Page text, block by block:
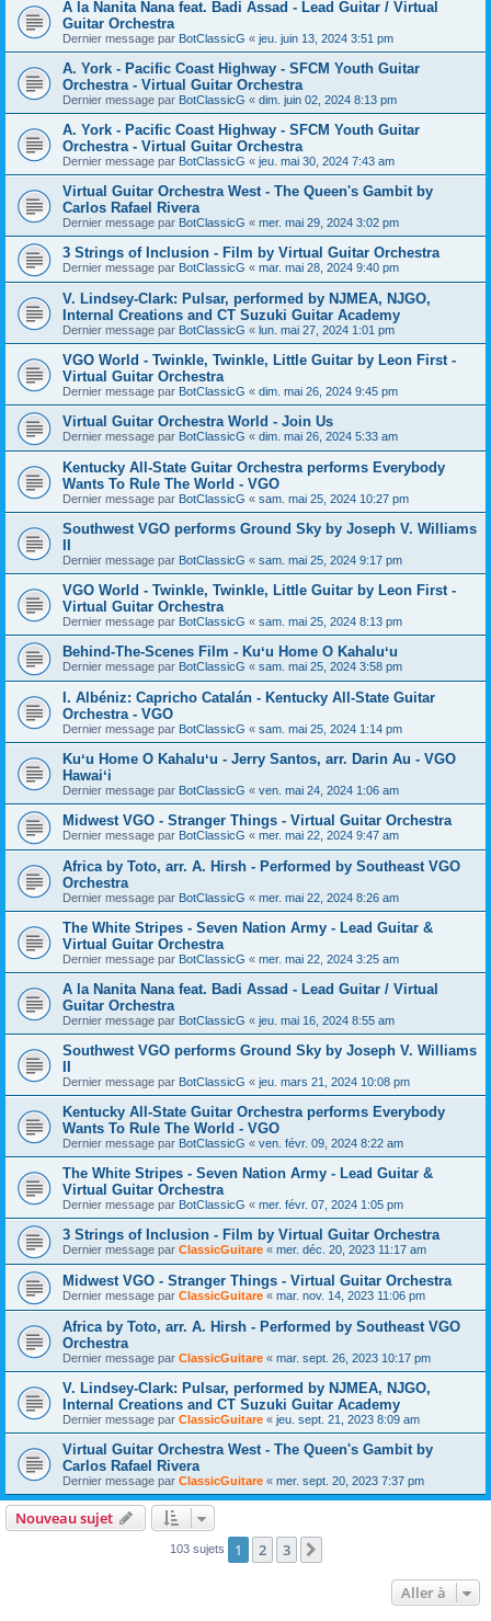
A la Nanita Nana feat. Badi Assad - Lead Guitar / Virtual
Guitar Orchestra
Dernier message par BotClassicG « jeu. juin 13, 2024 3:51 pm
A. York - Pacific Coast Highway - SFCM Youth Guitar
Orchestra - Virtual Guitar Orchestra
Dernier message par BotClassicG « dim. juin 02, 2024 8:13 pm
A. York - Pacific Coast Highway - SFCM Youth Guitar
Orchestra - Virtual Guitar Orchestra
Dernier message par BotClassicG « jeu. mai 30, 2024 7:43 am
Virtual Guitar Orchestra West - The Queen's Gambit by
Carlos Rafael Rivera
Dernier message par BotClassicG « mer. mai 29, 2024 3:02 pm
3 Strings of Inclusion - Film by Virtual Guitar Orchestra
Dernier message par BotClassicG « mar. mai 28, 2024 9:40 pm
V. Lindsey-Clark: Pulsar, performed by NJMEA, NJGO,
Internal Creations and CT Suzuki Guitar Academy
Dernier message par BotClassicG « lun. mai 27, 2024 1:01 pm
VGO World - Twinkle, Twinkle, Little Guitar by Leon First -
Virtual Guitar Orchestra
Dernier message par BotClassicG « dim. mai 26, 2024 9:45 pm
Virtual Guitar Orchestra World - Join Us
Dernier message par BotClassicG « dim. mai 26, 2024 5:33 am
Kentucky All-State Guitar Orchestra performs Everybody
Wants To Rule The World - VGO
Dernier message par BotClassicG « sam. mai 25, 2024 10:27 pm
Southwest VGO performs Ground Sky by Joseph V. Williams
Dernier message par BotClassicG « sam. mai 25, 2024 9:17 pm
VGO World - Twinkle, Twinkle, Little Guitar by Leon First -
Virtual Guitar Orchestra
Dernier message par BotClassicG « sam. mai 25, 2024 8:13 pm
Behind-The-Scenes Film - Kuʻu Home O Kahaluʻu
Dernier message par BotClassicG « sam. mai 25, 2024 3:58 pm
I. Albéniz: Capricho Catalán - Kentucky All-State Guitar
Orchestra - VGO
Dernier message par BotClassicG « sam. mai 25, 2024 1:14 pm
Kuʻu Home O Kahaluʻu - Jerry Santos, arr. Darin Au - VGO
Hawaiʻi
Dernier message par BotClassicG « ven. mai 24, 2024 1:06 am
Midwest VGO - Stranger Things - Virtual Guitar Orchestra
Dernier message par BotClassicG « mer. mai 22, 2024 9:47 am
Africa by Toto, arr. A. Hirsh - Performed by Southeast VGO
Orchestra
Dernier message par BotClassicG « mer. mai 22, 2024 8:26 am
The White Stripes - Seven Nation Army - Lead Guitar &
Virtual Guitar Orchestra
Dernier message par BotClassicG « mer. mai 22, 2024 3:25 am
A la Nanita Nana feat. Badi Assad - Lead Guitar / Virtual
Guitar Orchestra
Dernier message par BotClassicG « jeu. mai 16, 2024 8:55 am
Southwest VGO performs Ground Sky by Joseph V. Williams
Dernier message par BotClassicG « jeu. mars 21, 2024 10:08 pm
Kentucky All-State Guitar Orchestra performs Everybody
Wants To Rule The World - VGO
Dernier message par BotClassicG « ven. févr. 09, 2024 8:22 am
The White Stripes - Seven Nation Army - Lead Guitar &
Virtual Guitar Orchestra
Dernier message par BotClassicG « mer. févr. 07, 2024 1:05 pm
3 Strings of Inclusion - Film by Virtual Guitar Orchestra
Dernier message par ClassicGuitare « mer. déc. 20, 2023 11:17 am
Midwest VGO - Stranger Things - Virtual Guitar Orchestra
Dernier message par ClassicGuitare « mar. nov. 14, 2023 11:06 pm
Africa by Toto, arr. A. Hirsh - Performed by Southeast VGO
Orchestra
Dernier message par ClassicGuitare « mar. sept. 26, 2023 10:17 pm
V. Lindsey-Clark: Pulsar, performed by NJMEA, NJGO,
Internal Creations and CT Suzuki Guitar Academy
Dernier message par ClassicGuitare « jeu. sept. 21, 2023 8:09 am
Virtual Guitar Orchestra West - The Queen's Gambit by
Carlos Rafael Rivera
Dernier message par ClassicGuitare « mer. sept. 20, 2023 7:37 pm
Nouveau sujet
103 sujets 1 2 3
Aller à